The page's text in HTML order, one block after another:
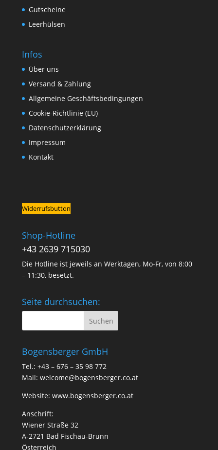
Gutscheine
Leerhülsen
Infos
Über uns
Versand & Zahlung
Allgemeine Geschäftsbedingungen
Cookie-Richtlinie (EU)
Datenschutzerklärung
Impressum
Kontakt
Widerrufsbutton
Shop-Hotline
+43 2639 715030
Die Hotline ist jeweils an Werktagen, Mo-Fr, von 8:00
– 11:30, besetzt.
Seite durchsuchen:
Bogensberger GmbH
Tel.: +43 – 676 – 35 98 772
Mail: welcome@bogensberger.co.at
Website: www.bogensberger.co.at
Anschrift:
Wiener Straße 32
A-2721 Bad Fischau-Brunn
Österreich